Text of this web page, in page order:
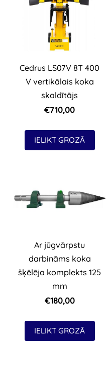
Cedrus LS07V 8T 400
V vertikālais koka
skaldītājs
€710,00
IELIKT GROZĀ
Ar jūgvārpstu
darbināms koka
šķēlēja komplekts 125
mm
€180,00
IELIKT GROZĀ